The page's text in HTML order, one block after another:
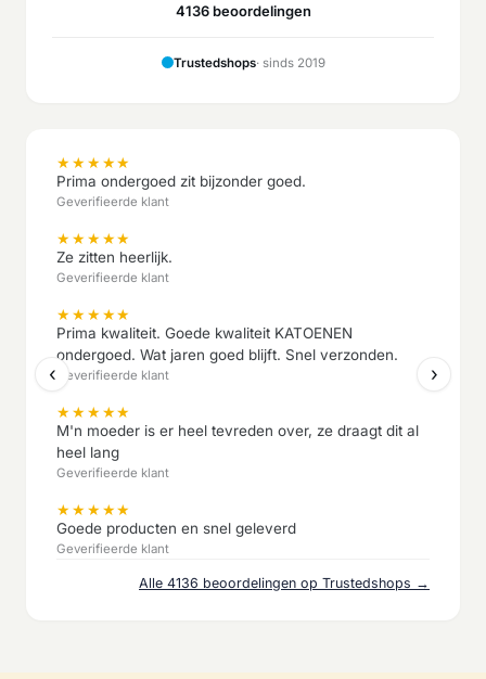
4136 beoordelingen
Trustedshops· sinds 2019
★★★★★
Prima ondergoed zit bijzonder goed.
Geverifieerde klant
★★★★★
Ze zitten heerlijk.
Geverifieerde klant
★★★★★
Prima kwaliteit. Goede kwaliteit KATOENEN
ondergoed. Wat jaren goed blijft. Snel verzonden.
Geverifieerde klant
★★★★★
M'n moeder is er heel tevreden over, ze draagt dit al
heel lang
Geverifieerde klant
★★★★★
Goede producten en snel geleverd
Geverifieerde klant
‹ ›
Alle 4136 beoordelingen op Trustedshops →